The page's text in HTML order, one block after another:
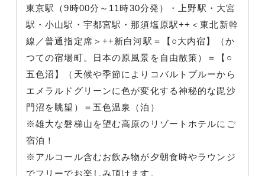
東京駅（9時00分～11時30分発）・上野駅・大宮
駅・小山駅・宇都宮駅・那須塩原駅++＜東北新幹
線／普通指定席＞++新白河駅＝【○大内宿】（か
つての宿場町。日本の原風景を自由散策）＝【○
五色沼】（天候や季節によりコバルトブルーから
エメラルドグリーンに色が変化する神秘的な毘沙
門沼を眺望）＝五色温泉（泊）
※雄大な磐梯山を望む高原のリゾートホテルにご
宿泊！
※アルコール含むお飲み物が夕朝食時やラウンジ
でフリーでお楽しみ頂けます。